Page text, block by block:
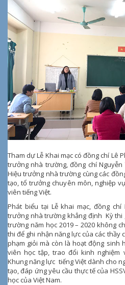
Tham dự Lễ Khai mạc có đồng chí Lê
trưởng nhà trường, đồng chí Nguyễn
Hiệu trưởng nhà trường cùng các
tạo, tổ trưởng chuyên môn, nghiệp
viên tiếng Việt.
Phát biểu tại Lễ khai mạc, đồng chí
trưởng nhà trường khẳng định Kỳ thi
trường năm học 2019 – 2020 không
thi để ghi nhận năng lực của các thầy
phạm giỏi mà còn là hoạt động sinh
viên học tập, trao đổi kinh nghiệm
Khung năng lực tiếng Việt dành cho
tạo, đáp ứng yêu cầu thực tế của
học của Việt Nam.